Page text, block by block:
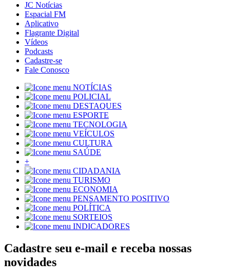
JC Notícias
Espacial FM
Aplicativo
Flagrante Digital
Vídeos
Podcasts
Cadastre-se
Fale Conosco
NOTÍCIAS
POLICIAL
DESTAQUES
ESPORTE
TECNOLOGIA
VEÍCULOS
CULTURA
SAÚDE
+
CIDADANIA
TURISMO
ECONOMIA
PENSAMENTO POSITIVO
POLÍTICA
SORTEIOS
INDICADORES
Cadastre seu e-mail e receba nossas
novidades